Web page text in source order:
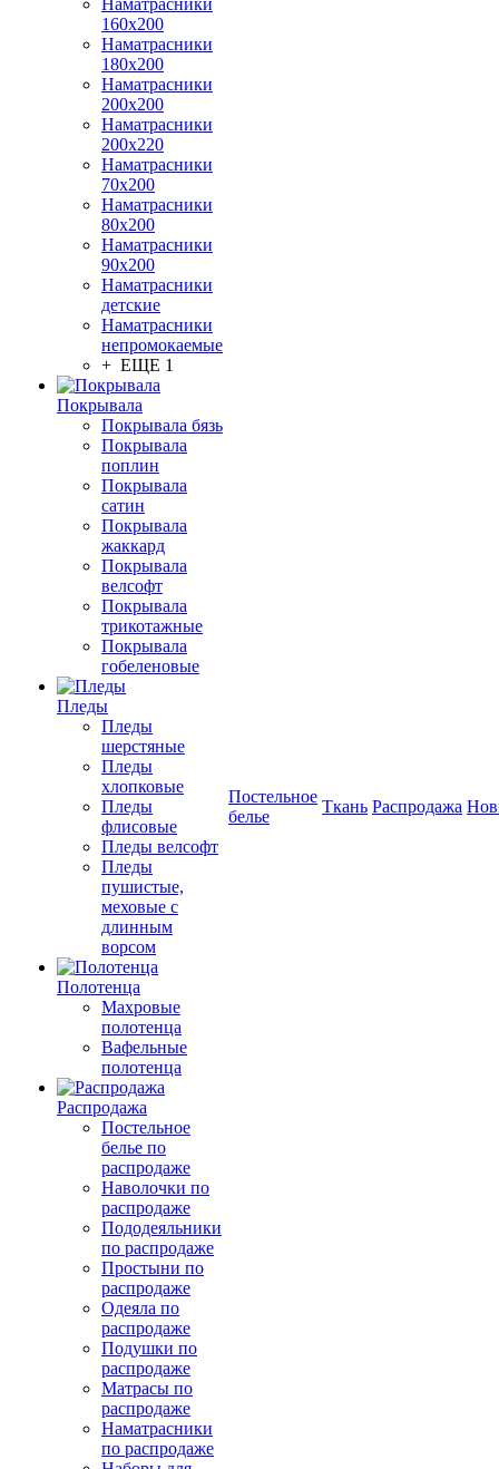
Наматрасники
160х200
Наматрасники
180х200
Наматрасники
200х200
Наматрасники
200х220
Наматрасники
70х200
Наматрасники
80х200
Наматрасники
90х200
Наматрасники
детские
Наматрасники
непромокаемые
+ ЕЩЕ 1
Покрывала
Покрывала бязь
Покрывала
поплин
Покрывала
сатин
Покрывала
жаккард
Покрывала
велсофт
Покрывала
трикотажные
Покрывала
гобеленовые
Пледы
Пледы
шерстяные
Пледы
хлопковые
Пледы
флисовые
Пледы велсофт
Пледы
пушистые,
меховые с
длинным
ворсом
Полотенца
Махровые
полотенца
Вафельные
полотенца
Распродажа
Постельное
белье по
распродаже
Наволочки по
распродаже
Пододеяльники
по распродаже
Простыни по
распродаже
Одеяла по
распродаже
Подушки по
распродаже
Матрасы по
распродаже
Наматрасники
по распродаже
Постельное
белье
Ткань Распродажа